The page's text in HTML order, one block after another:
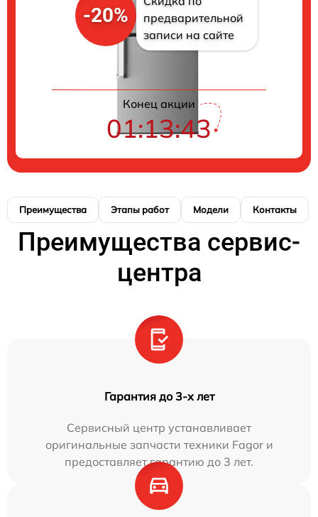
-20%
предварительной
записи на сайте
Конец акции
01:13:42
Преимущества Этапы работ Модели Контакты
Преимущества сервис-
центра
Гарантия до 3-х лет
Сервисный центр устанавливает
оригинальные запчасти техники Fagor и
предоставляет гарантию до 3 лет.